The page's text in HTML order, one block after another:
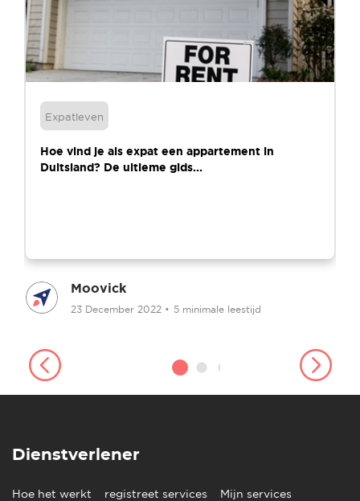
Expatleven
Hoe vind je als expat een appartement in
Duitsland? De ultieme gids...
Moovick
23 December 2022 • 5 minimale leestijd
Dienstverlener
Hoe het werkt registreet services
Mijn services